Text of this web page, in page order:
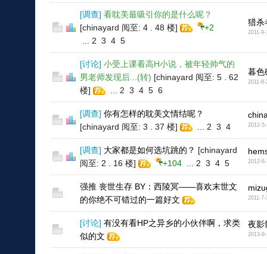
[调查] 看耽美最吸引你的是什么呢？
[chinayard 阅至: 4 . 48 楼]
+2
2 3 4 5
猎杀
2011-9-
[讨论] 小受上课看高H小说，被年轻帅气的
男老师发现后...(转) [chinayard 阅至: 5 . 62
楼]
2 3 4 5 6
暮色
2011-8-
[调查] 你有怎样的耽美文情结呢？
[chinayard 阅至: 3 . 37 楼]
2 3 4 2012-5-
[调查] 大家都是如何选坑跳的？ [chinayard
阅至: 2 . 16 楼]
+104 2 3 4 5 2012-6-
强推 丧世生存 BY：西陵冥——喜欢末世文
的你绝不可错过的一篇好文
2011-7-
[讨论] 有没有看HP之异乡的小伙伴啊，求类
似的文
夜影
2013-